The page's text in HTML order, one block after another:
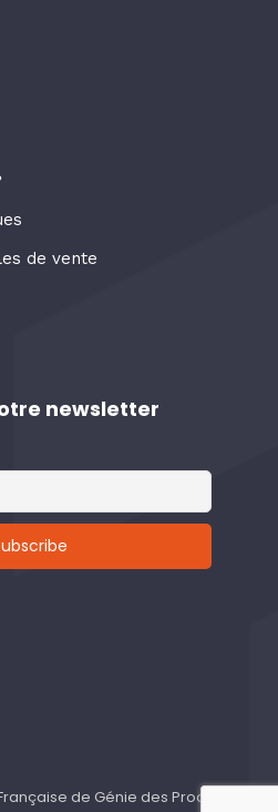
de vente
newsletter
de Génie des Procédés